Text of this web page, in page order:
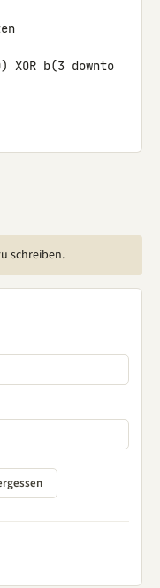
XOR b(3 downto
schreiben.